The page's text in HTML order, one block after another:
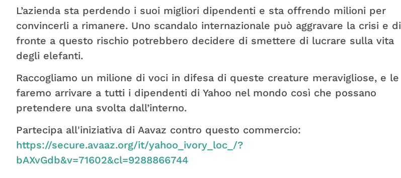
L’azienda sta perdendo i suoi migliori dipendenti e sta offrendo milioni per
convincerli a rimanere. Uno scandalo internazionale può aggravare la crisi e di
fronte a questo rischio potrebbero decidere di smettere di lucrare sulla vita
degli elefanti.
Raccogliamo un milione di voci in difesa di queste creature meravigliose, e le
faremo arrivare a tutti i dipendenti di Yahoo nel mondo così che possano
pretendere una svolta dall’interno.
Partecipa all'iniziativa di Aavaz contro questo commercio:
https://secure.avaaz.org/it/yahoo_ivory_loc_/?
bAXvGdb&v=71602&cl=9288866744